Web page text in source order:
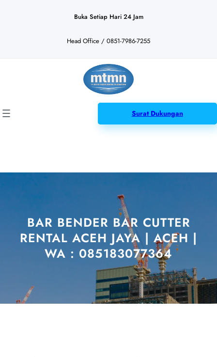
Buka Setiap Hari 24 Jam
Head Office / 0851-7986-7255
Surat Dukungan
BAR BENDER BAR CUTTER
RENTAL ACEH JAYA | ACEH |
WA : 085183077364